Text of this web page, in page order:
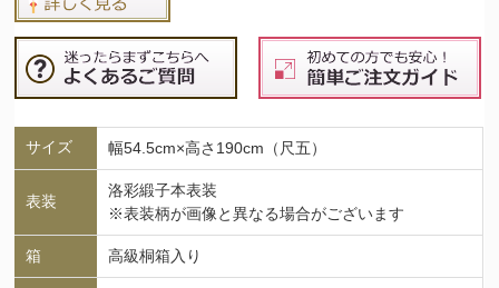
サイズ 幅54.5cm×高さ190cm（尺五）
表装
洛彩緞子本表装
※表装柄が画像と異なる場合がございます
箱 高級桐箱入り